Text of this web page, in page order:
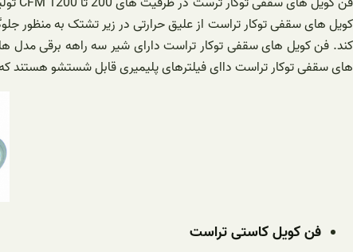
کویل های سقفی توکار تراست از علیق حرارتی در زیر تشتک به منظور
های سقفی توکار تراست داای فیلترهای پلیمیری قابل شستشو هستند
فن کویل کاستی تراست